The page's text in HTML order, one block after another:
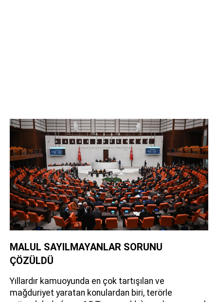
MALUL SAYILMAYANLAR SORUNU
ÇÖZÜLDÜ
Yıllardır kamuoyunda en çok tartışılan ve
mağduriyet yaratan konulardan biri, terörle